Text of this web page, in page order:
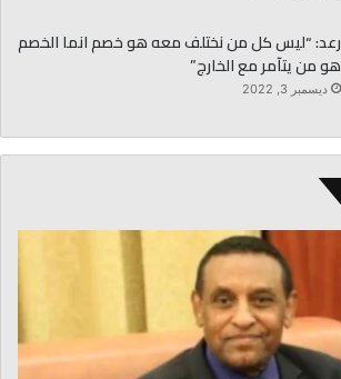
رعد: “ليس كل من نختلف معه هو خصم انما الخصم
هو من يتآمر مع الخارج”
ديسمبر 3, 2022